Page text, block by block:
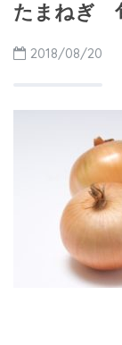
たまねぎ
2018/08/20